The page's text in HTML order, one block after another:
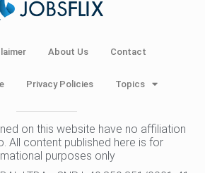
About Us Contact
Privacy Policies Topics
on this website have no affiliation
All content published here is for
purposes only